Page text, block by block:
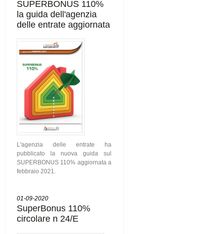
SUPERBONUS 110%
la guida dell'agenzia
delle entrate aggiornata
L'agenzia delle entrate ha
pubblicato la nuova guida sul
SUPERBONUS 110% aggiornata a
febbraio 2021.
01-09-2020
SuperBonus 110%
circolare n 24/E